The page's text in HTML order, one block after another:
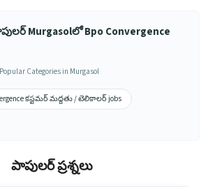
Murgasolలో Bpo Convergence
Categories in Murgasol
కస్టమర్ మద్దతు / టెలికాలర్ jobs
పాపులర్ ప్రశ్నలు